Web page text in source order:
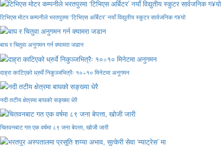
टिभिएस मोटर कम्पनीले भरतपुरमा ‘टिभिएस अर्बिटर’ नयाँ विद्युतीय स्कुटर सार्वजनिक ग¥यो
बाघ र चितुवा अनुगमन गर्न क्यामरा जडान
दाह्रा काटिएको ध्रुर्वे निकुञ्जभित्रैः १०÷१० मिनेटमा अनुगमन
नदी तटीय क्षेत्रमा बाघको सङ्ख्या धेरै
चितवनबाट गत एक वर्षमा ८९ जना बेपत्ता, खोजी जारी